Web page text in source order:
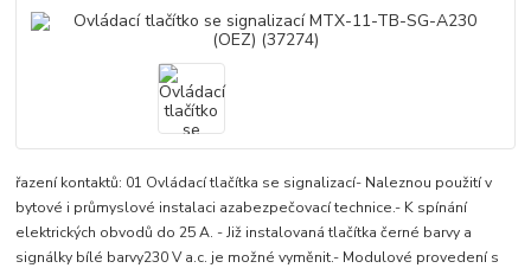
řazení kontaktů: 01 Ovládací tlačítka se signalizací- Naleznou použití v
bytové i průmyslové instalaci azabezpečovací technice.- K spínání
elektrických obvodů do 25 A. - Již instalovaná tlačítka černé barvy a
signálky bílé barvy230 V a.c. je možné vyměnit.- Modulové provedení s